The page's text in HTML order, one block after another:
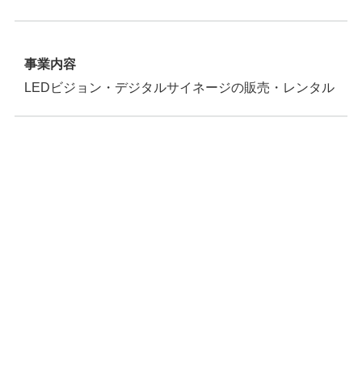
事業内容
LEDビジョン・デジタルサイネージの販売・レンタル